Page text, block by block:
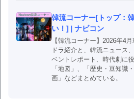
韓流コーナー[トップ：
い！] | ナビコン
【韓流コーナー】2026年4
ドラ紹介と、韓流ニュース
ベントレポート、時代劇に
「地図」、「歴史・豆知識
画」などまとめている。